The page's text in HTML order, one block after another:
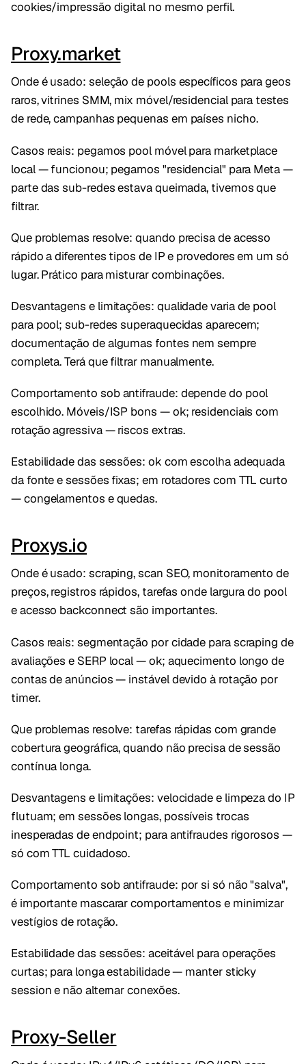
cookies/impressão digital no mesmo perfil.
Proxy.market
Onde é usado: seleção de pools específicos para geos
raros, vitrines SMM, mix móvel/residencial para testes
de rede, campanhas pequenas em países nicho.
Casos reais: pegamos pool móvel para marketplace
local — funcionou; pegamos "residencial" para Meta —
parte das sub-redes estava queimada, tivemos que
filtrar.
Que problemas resolve: quando precisa de acesso
rápido a diferentes tipos de IP e provedores em um só
lugar. Prático para misturar combinações.
Desvantagens e limitações: qualidade varia de pool
para pool; sub-redes superaquecidas aparecem;
documentação de algumas fontes nem sempre
completa. Terá que filtrar manualmente.
Comportamento sob antifraude: depende do pool
escolhido. Móveis/ISP bons — ok; residenciais com
rotação agressiva — riscos extras.
Estabilidade das sessões: ok com escolha adequada
da fonte e sessões fixas; em rotadores com TTL curto
— congelamentos e quedas.
Proxys.io
Onde é usado: scraping, scan SEO, monitoramento de
preços, registros rápidos, tarefas onde largura do pool
e acesso backconnect são importantes.
Casos reais: segmentação por cidade para scraping de
avaliações e SERP local — ok; aquecimento longo de
contas de anúncios — instável devido à rotação por
timer.
Que problemas resolve: tarefas rápidas com grande
cobertura geográfica, quando não precisa de sessão
contínua longa.
Desvantagens e limitações: velocidade e limpeza do IP
flutuam; em sessões longas, possíveis trocas
inesperadas de endpoint; para antifraudes rigorosos —
só com TTL cuidadoso.
Comportamento sob antifraude: por si só não "salva",
é importante mascarar comportamentos e minimizar
vestígios de rotação.
Estabilidade das sessões: aceitável para operações
curtas; para longa estabilidade — manter sticky
session e não alternar conexões.
Proxy-Seller